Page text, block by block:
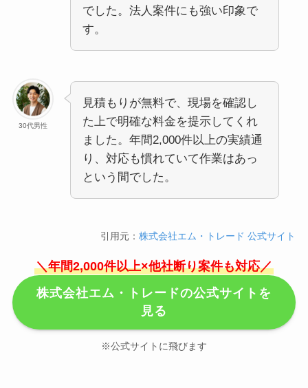
でした。法人案件にも強い印象で
す。
30代男性
見積もりが無料で、現場を確認し
た上で明確な料金を提示してくれ
ました。年間2,000件以上の実績通
り、対応も慣れていて作業はあっ
という間でした。
引用元：株式会社エム・トレード 公式サイト
＼年間2,000件以上×他社断り案件も対応／
株式会社エム・トレードの公式サイトを
見る
※公式サイトに飛びます